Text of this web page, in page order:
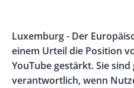
Left
Rectangle
Right
Body
Luxemburg - Der
einem Urteil die Position
YouTube gestärkt. Sie
verantwortlich, wenn